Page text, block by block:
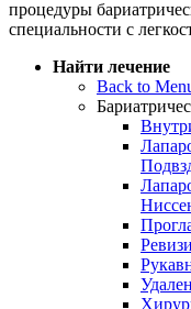
процедуры
специальности с
Найти лечение
Back to